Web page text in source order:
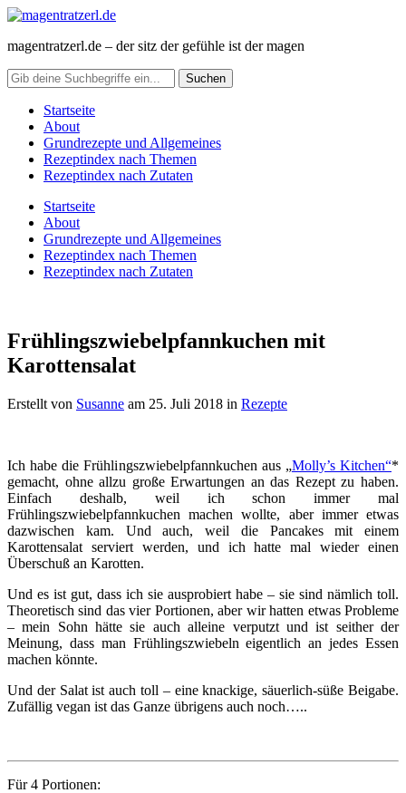
magentratzerl.de – der sitz der gefühle ist der magen
Startseite
About
Grundrezepte und Allgemeines
Rezeptindex nach Themen
Rezeptindex nach Zutaten
Startseite
About
Grundrezepte und Allgemeines
Rezeptindex nach Themen
Rezeptindex nach Zutaten
Frühlingszwiebelpfannkuchen mit
Karottensalat
Erstellt von Susanne am 25. Juli 2018 in Rezepte
Ich habe die Frühlingszwiebelpfannkuchen aus „Molly’s Kitchen“*
gemacht, ohne allzu große Erwartungen an das Rezept zu haben.
Einfach deshalb, weil ich schon immer mal
Frühlingszwiebelpfannkuchen machen wollte, aber immer etwas
dazwischen kam. Und auch, weil die Pancakes mit einem
Karottensalat serviert werden, und ich hatte mal wieder einen
Überschuß an Karotten.
Und es ist gut, dass ich sie ausprobiert habe – sie sind nämlich toll.
Theoretisch sind das vier Portionen, aber wir hatten etwas Probleme
– mein Sohn hätte sie auch alleine verputzt und ist seither der
Meinung, dass man Frühlingszwiebeln eigentlich an jedes Essen
machen könnte.
Und der Salat ist auch toll – eine knackige, säuerlich-süße Beigabe.
Zufällig vegan ist das Ganze übrigens auch noch…..
Für 4 Portionen: